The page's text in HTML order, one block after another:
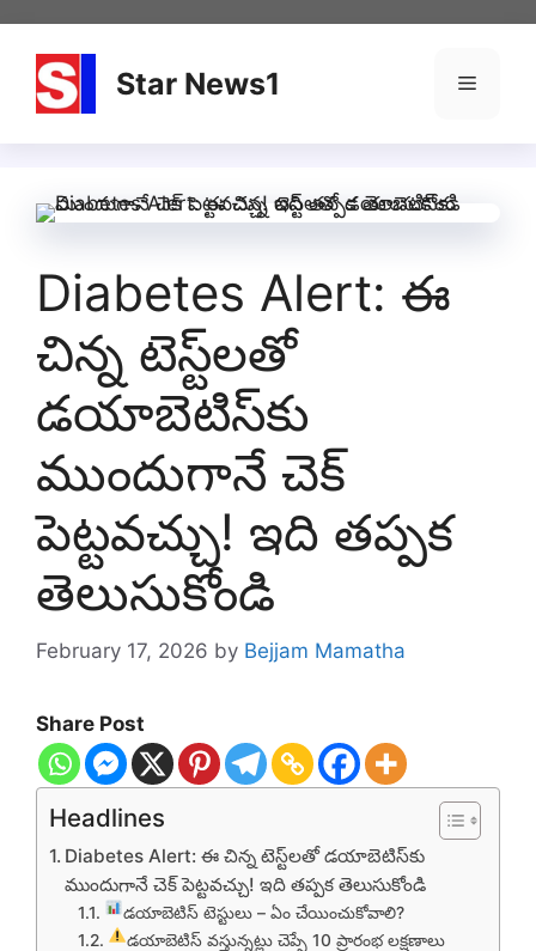
content
Star News1 Menu
Diabetes Alert: ఈ
చిన్న టెస్ట్‌లతో
డయాబెటిస్‌కు
ముందుగానే చెక్
పెట్టవచ్చు! ఇది తప్పక
తెలుసుకోండి
February 17, 2026 by Bejjam Mamatha
Share Post
Headlines
Diabetes Alert: ఈ చిన్న టెస్ట్‌లతో డయాబెటిస్‌కు
ముందుగానే చెక్ పెట్టవచ్చు! ఇది తప్పక తెలుసుకోండి
డయాబెటిస్ టెస్టులు – ఏం చేయించుకోవాలి?
డయాబెటిస్ వస్తున్నట్లు చెప్పే 10 ప్రారంభ లక్షణాలు